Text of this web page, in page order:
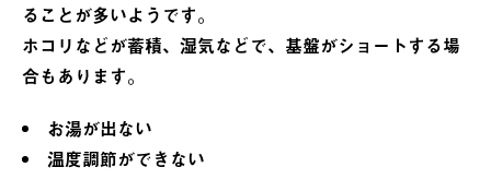
ることが多いようです。
ホコリなどが蓄積、湿気などで、基盤がショートする場
合もあります。
お湯が出ない
温度調節ができない